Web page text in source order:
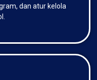
dan atur kelola